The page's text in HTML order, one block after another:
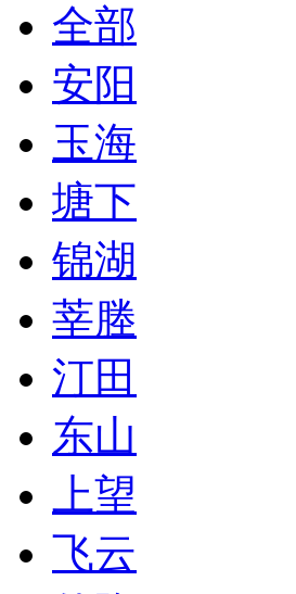
全部
安阳
玉海
塘下
锦湖
莘塍
汀田
东山
上望
飞云